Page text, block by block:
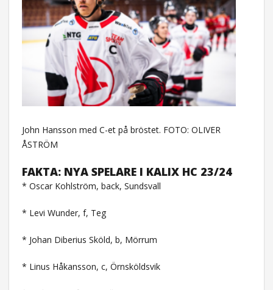
John Hansson med C-et på bröstet. FOTO: OLIVER
ÅSTRÖM
FAKTA: NYA SPELARE I KALIX HC 23/24
* Oscar Kohlström, back, Sundsvall
* Levi Wunder, f, Teg
* Johan Diberius Sköld, b, Mörrum
* Linus Håkansson, c, Örnsköldsvik